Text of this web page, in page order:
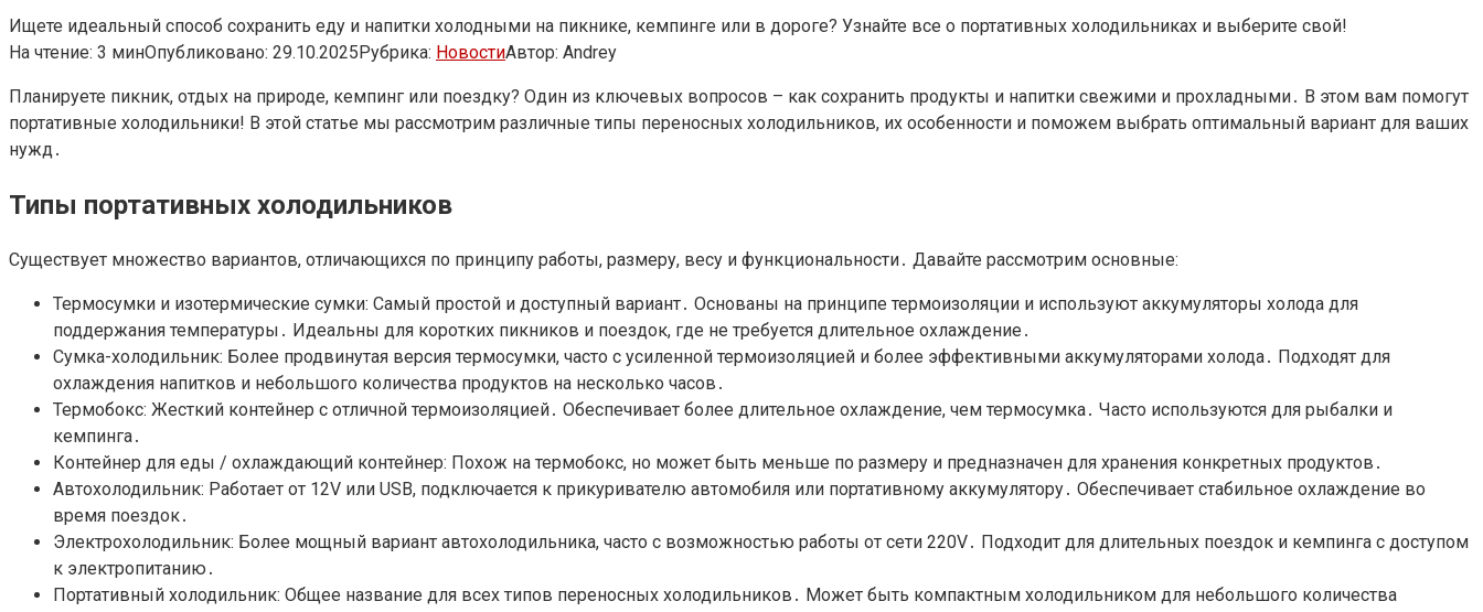
Ищете идеальный способ сохранить еду и напитки холодными на пикнике, кемпинге или в дороге? Узнайте все о портативных холодильниках и выберите свой!
На чтение: 3 минОпубликовано: 29.10.2025Рубрика: НовостиАвтор: Andrey
Планируете пикник, отдых на природе, кемпинг или поездку? Один из ключевых вопросов – как сохранить продукты и напитки свежими и прохладными․ В этом вам помогут
портативные холодильники! В этой статье мы рассмотрим различные типы переносных холодильников, их особенности и поможем выбрать оптимальный вариант для ваших
нужд․
Типы портативных холодильников
Существует множество вариантов, отличающихся по принципу работы, размеру, весу и функциональности․ Давайте рассмотрим основные:
Термосумки и изотермические сумки: Самый простой и доступный вариант․ Основаны на принципе термоизоляции и используют аккумуляторы холода для
поддержания температуры․ Идеальны для коротких пикников и поездок, где не требуется длительное охлаждение․
Сумка-холодильник: Более продвинутая версия термосумки, часто с усиленной термоизоляцией и более эффективными аккумуляторами холода․ Подходят для
охлаждения напитков и небольшого количества продуктов на несколько часов․
Термобокс: Жесткий контейнер с отличной термоизоляцией․ Обеспечивает более длительное охлаждение, чем термосумка․ Часто используются для рыбалки и
кемпинга․
Контейнер для еды / охлаждающий контейнер: Похож на термобокс, но может быть меньше по размеру и предназначен для хранения конкретных продуктов․
Автохолодильник: Работает от 12V или USB, подключается к прикуривателю автомобиля или портативному аккумулятору․ Обеспечивает стабильное охлаждение во
время поездок․
Электрохолодильник: Более мощный вариант автохолодильника, часто с возможностью работы от сети 220V․ Подходит для длительных поездок и кемпинга с доступом
к электропитанию․
Портативный холодильник: Общее название для всех типов переносных холодильников․ Может быть компактным холодильником для небольшого количества